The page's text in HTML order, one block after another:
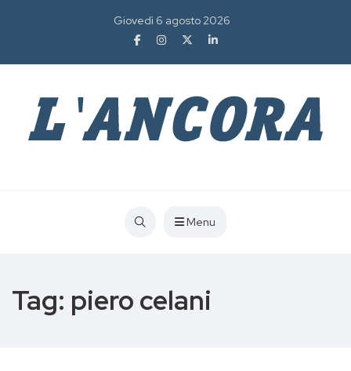
Giovedì 6 agosto 2026
Menu
Tag: piero celani